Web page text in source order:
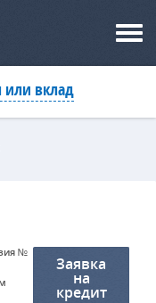
или вклад
№
Заявка
на
кредит